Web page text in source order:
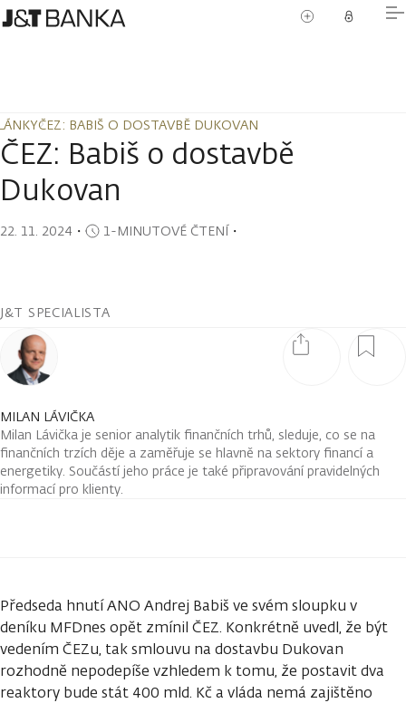
ČEZ: BABIŠ O DOSTAVBĚ DUKOVAN
ČEZ: BABIŠ O DOSTAVBĚ DUKOVAN
ČEZ: Babiš o dostavbě
Dukovan
22. 11. 2024 ・ 1-MINUTOVÉ ČTENÍ・
J&T SPECIALISTA
MILAN LÁVIČKA
Milan Lávička je senior analytik finančních trhů, sleduje, co se na
finančních trzích děje a zaměřuje se hlavně na sektory financí a
energetiky. Součástí jeho práce je také připravování pravidelných
informací pro klienty.
Předseda hnutí ANO Andrej Babiš ve svém sloupku v
deníku MFDnes opět zmínil ČEZ. Konkrétně uvedl, že být
vedením ČEZu, tak smlouvu na dostavbu Dukovan
rozhodně nepodepíše vzhledem k tomu, že postavit dva
reaktory bude stát 400 mld. Kč a vláda nemá zajištěno